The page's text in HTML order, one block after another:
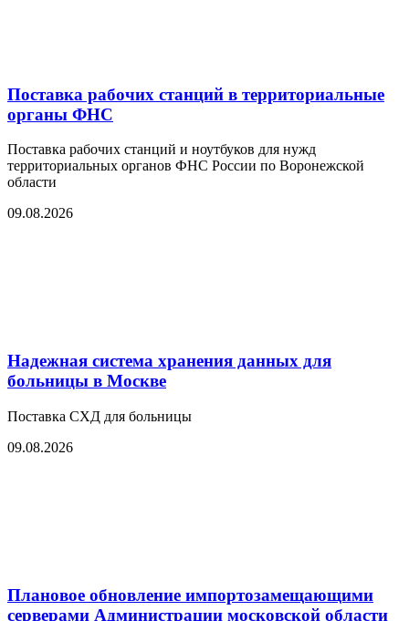
Поставка рабочих станций в территориальные
органы ФНС
Поставка рабочих станций и ноутбуков для нужд
территориальных органов ФНС России по Воронежской
области
09.08.2026
Надежная система хранения данных для
больницы в Москве
Поставка СХД для больницы
09.08.2026
Плановое обновление импортозамещающими
серверами Администрации московской области